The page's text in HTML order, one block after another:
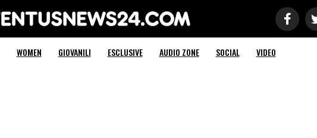
Juventus News 24
WOMEN GIOVANILI ESCLUSIVE AUDIO ZONE SOCIAL VIDEO